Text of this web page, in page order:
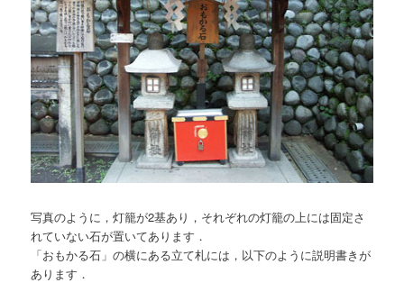
写真のように，灯籠が2基あり，それぞれの灯籠の上には固定さ
れていない石が置いてあります．
「おもかる石」の横にある立て札には，以下のように説明書きが
あります．